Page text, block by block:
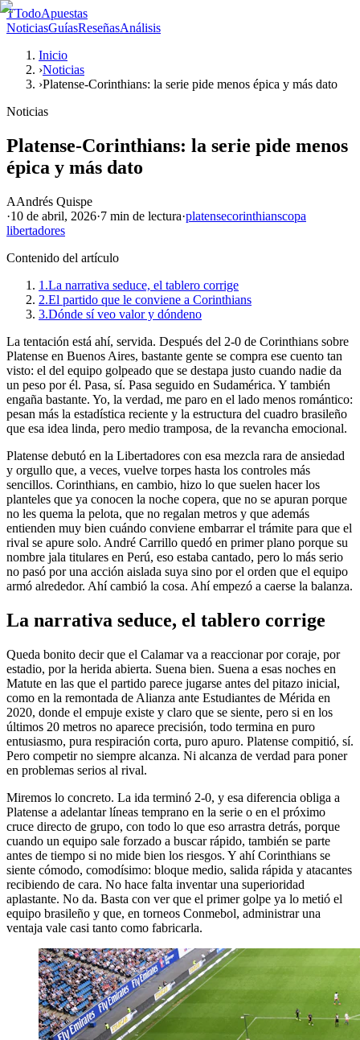
TTodoApuestas
NoticiasGuíasReseñasAnálisis
Inicio
›Noticias
›Platense-Corinthians: la serie pide menos épica y más dato
Noticias
Platense-Corinthians: la serie pide menos
épica y más dato
AAndrés Quispe
·10 de abril, 2026·7 min de lectura·platensecorinthianscopa
libertadores
Contenido del artículo
1.La narrativa seduce, el tablero corrige
2.El partido que le conviene a Corinthians
3.Dónde sí veo valor y dóndeno
La tentación está ahí, servida. Después del 2-0 de Corinthians sobre
Platense en Buenos Aires, bastante gente se compra ese cuento tan
visto: el del equipo golpeado que se destapa justo cuando nadie da
un peso por él. Pasa, sí. Pasa seguido en Sudamérica. Y también
engaña bastante. Yo, la verdad, me paro en el lado menos romántico:
pesan más la estadística reciente y la estructura del cuadro brasileño
que esa idea linda, pero medio tramposa, de la revancha emocional.
Platense debutó en la Libertadores con esa mezcla rara de ansiedad
y orgullo que, a veces, vuelve torpes hasta los controles más
sencillos. Corinthians, en cambio, hizo lo que suelen hacer los
planteles que ya conocen la noche copera, que no se apuran porque
no les quema la pelota, que no regalan metros y que además
entienden muy bien cuándo conviene embarrar el trámite para que el
rival se apure solo. André Carrillo quedó en primer plano porque su
nombre jala titulares en Perú, eso estaba cantado, pero lo más serio
no pasó por una acción aislada suya sino por el orden que el equipo
armó alrededor. Ahí cambió la cosa. Ahí empezó a caerse la balanza.
La narrativa seduce, el tablero corrige
Queda bonito decir que el Calamar va a reaccionar por coraje, por
estadio, por la herida abierta. Suena bien. Suena a esas noches en
Matute en las que el partido parece jugarse antes del pitazo inicial,
como en la remontada de Alianza ante Estudiantes de Mérida en
2020, donde el empuje existe y claro que se siente, pero si en los
últimos 20 metros no aparece precisión, todo termina en puro
entusiasmo, pura respiración corta, puro apuro. Platense compitió, sí.
Pero competir no siempre alcanza. Ni alcanza de verdad para poner
en problemas serios al rival.
Miremos lo concreto. La ida terminó 2-0, y esa diferencia obliga a
Platense a adelantar líneas temprano en la serie o en el próximo
cruce directo de grupo, con todo lo que eso arrastra detrás, porque
cuando un equipo sale forzado a buscar rápido, también se parte
antes de tiempo si no mide bien los riesgos. Y ahí Corinthians se
siente cómodo, comodísimo: bloque medio, salida rápida y atacantes
recibiendo de cara. No hace falta inventar una superioridad
aplastante. No da. Basta con ver que el primer golpe ya lo metió el
equipo brasileño y que, en torneos Conmebol, administrar una
ventaja vale casi tanto como fabricarla.